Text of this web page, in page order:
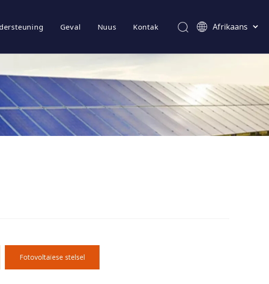
vrae
Geval Nuus Kontak
Afrikaans
ไทย
Deutsch
Português
Español
Pусский
Français
Fotovoltaïese stelsel